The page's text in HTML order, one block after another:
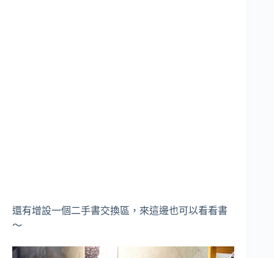
還有增設一個二手書交換區，來這邊也可以看看書
～